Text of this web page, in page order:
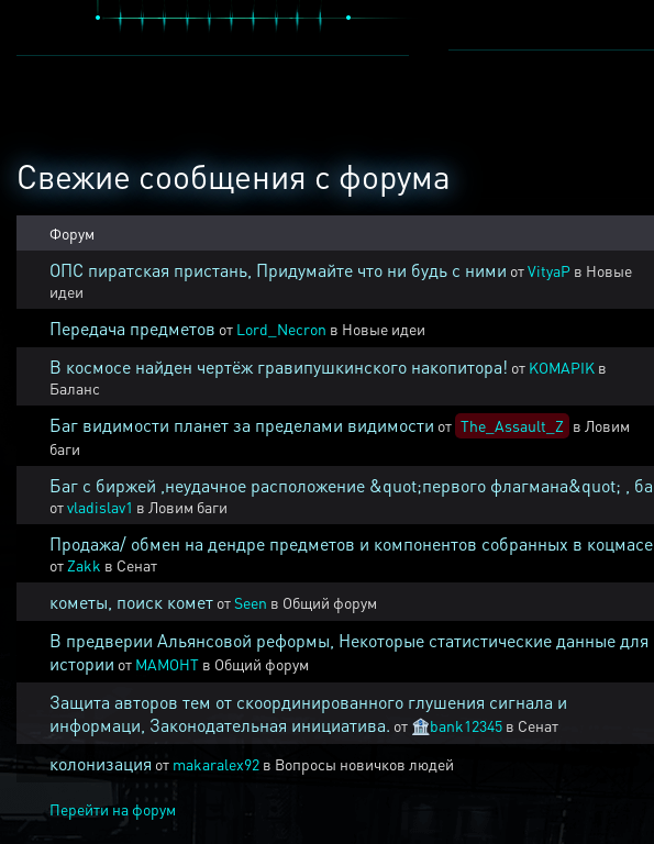
Свежие сообщения с форума
Форум
ОПС пиратская пристань, Придумайте что ни будь с ними отVityaP в Новые
идеи
Передача предметов от Lord_Necron в Новые идеи
В космосе найден чертёж гравипушкинского накопитора! от KOMAPIK в
Баланс
Баг видимости планет за пределами видимости от The_Assault_Z в Ловим
баги
Баг с биржей ,неудачное расположение &quot;первого флагмана&quot; , ба
отvladislav1 в Ловим баги
Продажа/ обмен на дендре предметов и компонентов собранных в коцмасе
от Zakk в Сенат
кометы, поиск комет отSeen в Общий форум
В предверии Альянсовой реформы, Некоторые статистические данные для
истории от MAMOHT в Общий форум
Защита авторов тем от скоординированного глушения сигнала и
информаци, Законодательная инициатива. от 🏦bank12345 в Сенат
колонизация от makaralex92 в Вопросы новичков людей
Перейти на форум